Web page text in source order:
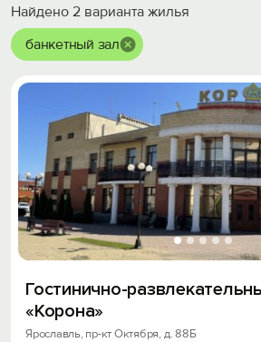
Найдено 2 варианта жилья
банкетный зал
Гостинично-
«Корона»
Ярославль, пр-кт Октября, д. 88Б